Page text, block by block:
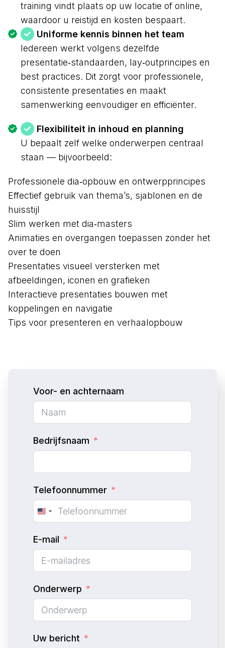
training vindt plaats op uw locatie of online,
waardoor u reistijd en kosten bespaart.
Uniforme kennis binnen het team
Iedereen werkt volgens dezelfde
presentatie‑standaarden, lay‑outprincipes en
best practices. Dit zorgt voor professionele,
consistente presentaties en maakt
samenwerking eenvoudiger en efficiënter.
Flexibiliteit in inhoud en planning
U bepaalt zelf welke onderwerpen centraal
staan — bijvoorbeeld:
Professionele dia‑opbouw en ontwerpprincipes
Effectief gebruik van thema’s, sjablonen en de
huisstijl
Slim werken met dia‑masters
Animaties en overgangen toepassen zonder het
over te doen
Presentaties visueel versterken met
afbeeldingen, iconen en grafieken
Interactieve presentaties bouwen met
koppelingen en navigatie
Tips voor presenteren en verhaalopbouw
Voor- en achternaam
Bedrijfsnaam
Telefoonnummer
U
i
t
e
d
S
t
t
E-mail
Onderwerp
Uw bericht